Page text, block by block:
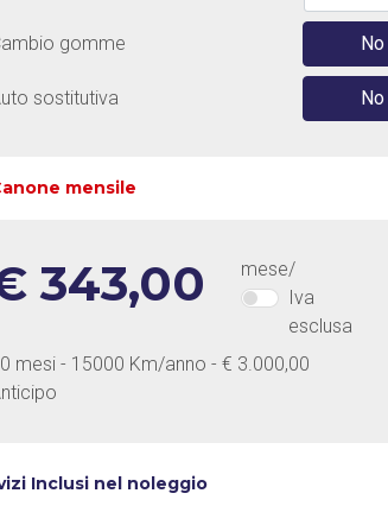
gomme No
sostitutiva No
mensile
343,00
mese/
Iva
esclusa
mesi - 15000 Km/anno - € 3.000,00
Inclusi nel noleggio